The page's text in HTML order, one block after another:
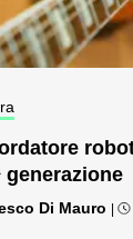
generazione
Di Mauro |